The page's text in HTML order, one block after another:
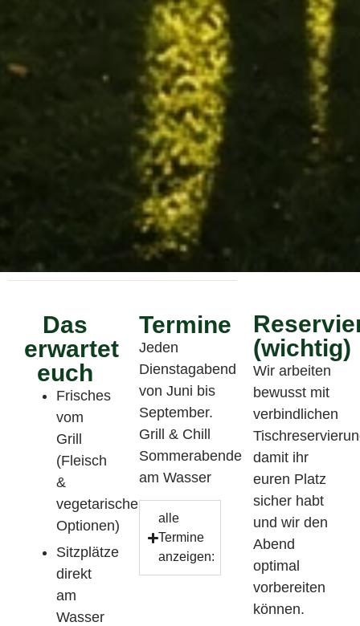
Das
erwartet
euch
Frisches
vom
Grill
(Fleisch
&
vegetarische
Optionen)
Sitzplätze
direkt
am
Wasser
Termine
Jeden
Dienstagabend
von Juni bis
September.
Grill & Chill
Sommerabende
am Wasser
alle
Termine
anzeigen:
(wichtig)
Wir arbeiten
bewusst mit
verbindlichen
damit ihr
euren Platz
sicher habt
und wir den
Abend
optimal
vorbereiten
können.